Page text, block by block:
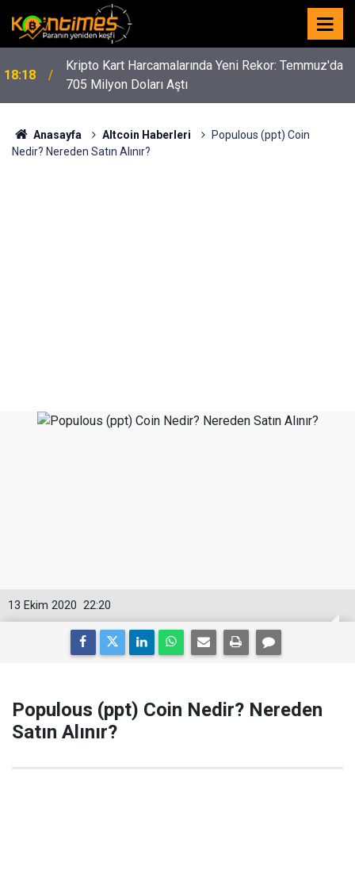
18:18
Kripto Kart Harcamalarında Yeni Rekor: Temmuz'da
705 Milyon Doları Aştı
Anasayfa Altcoin Haberleri
Populous (ppt) Coin
Nedir? Nereden Satın Alınır?
22:20
13 Ekim 2020
Populous (ppt) Coin Nedir? Nereden
Satın Alınır?